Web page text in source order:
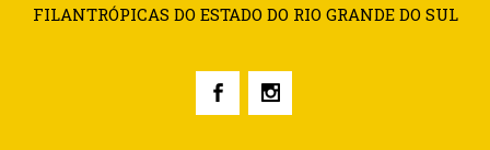
FILANTRÓPICAS DO ESTADO DO RIO GRANDE DO SUL